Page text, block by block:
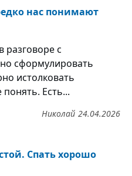
нас понимают
разговоре с
сформулировать
истолковать
понять. Есть...
24.04.2026
Николай
Спать хорошо